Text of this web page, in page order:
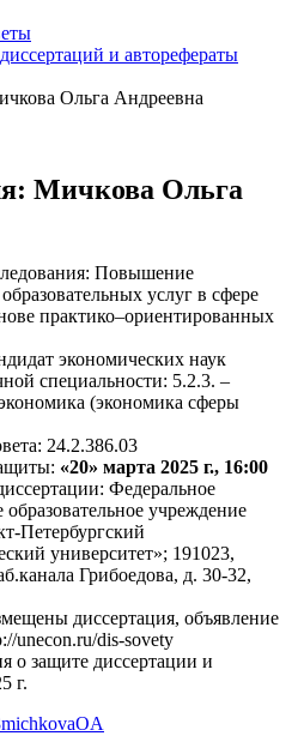
и авторефераты
Ольга Андреевна
Мичкова Ольга
Повышение
услуг в сфере
практико–ориентированных
экономических наук
специальности: 5.2.3. –
(экономика сферы
24.2.386.03
«20» марта 2025 г., 16:00
Федеральное
учреждение
Петербургский
университет»; 191023,
Грибоедова, д. 30-32,
диссертация, объявление
unecon.ru/dis-sovety
о защите диссертации и
г.